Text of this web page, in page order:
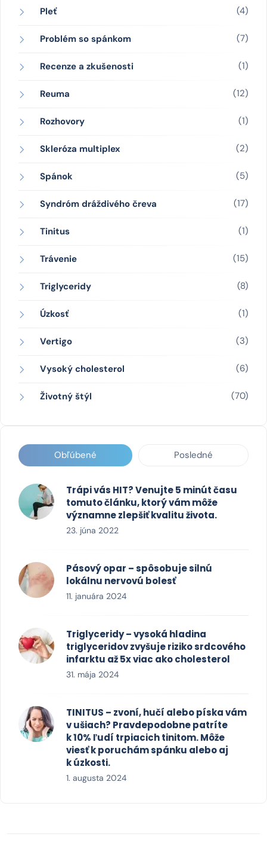
Obľúbené Posledné
Trápi vás HIT? Venujte 5 minút času
tomuto článku, ktorý vám môže
významne zlepšiť kvalitu života.
23. júna 2022
Pásový opar – spôsobuje silnú
lokálnu nervovú bolesť
11. januára 2024
Triglyceridy – vysoká hladina
triglyceridov zvyšuje riziko srdcového
infarktu až 5x viac ako cholesterol
31. mája 2024
TINITUS – zvoní, hučí alebo píska vám
v ušiach? Pravdepodobne patríte
k 10% ľudí trpiacich tinitom. Môže
viesť k poruchám spánku alebo aj
k úzkosti.
1. augusta 2024
Pleť (4)
Problém so spánkom (7)
Recenze a zkušenosti (1)
Reuma (12)
Rozhovory (1)
Skleróza multiplex (2)
Spánok (5)
Syndróm dráždivého čreva (17)
Tinitus (1)
Trávenie (15)
Triglyceridy (8)
Úzkosť (1)
Vertigo (3)
Vysoký cholesterol (6)
Životný štýl (70)